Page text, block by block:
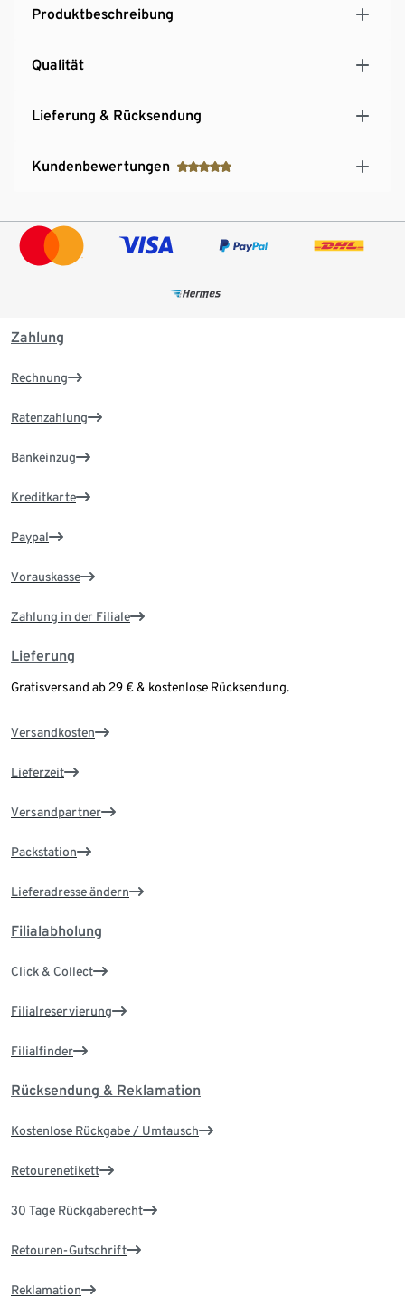
Produktbeschreibung
Qualität
Lieferung & Rücksendung
Kundenbewertungen
Zahlung
Rechnung
Ratenzahlung
Bankeinzug
Kreditkarte
Paypal
Vorauskasse
Zahlung in der Filiale
Lieferung
Gratisversand ab 29 € & kostenlose Rücksendung.
Versandkosten
Lieferzeit
Versandpartner
Packstation
Lieferadresse ändern
Filialabholung
Click & Collect
Filialreservierung
Filialfinder
Rücksendung & Reklamation
Kostenlose Rückgabe / Umtausch
Retourenetikett
30 Tage Rückgaberecht
Retouren-Gutschrift
Reklamation